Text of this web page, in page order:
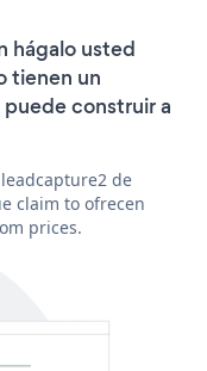
hágalo usted
tienen un
construir a
de
claim to ofrecen
prices.